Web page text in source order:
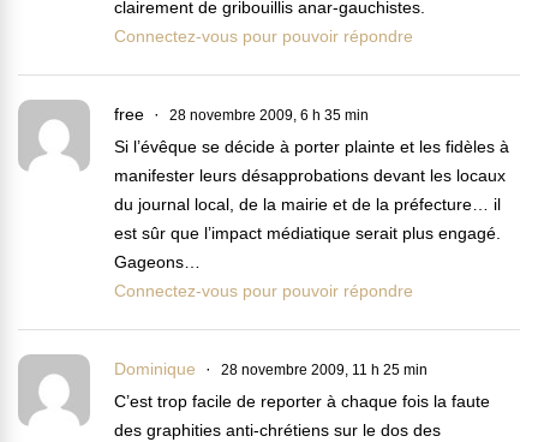
clairement de gribouillis anar-gauchistes.
Connectez-vous pour pouvoir répondre
free 28 novembre 2009, 6 h 35 min
Si l’évêque se décide à porter plainte et les fidèles à
manifester leurs désapprobations devant les locaux
du journal local, de la mairie et de la préfecture… il
est sûr que l’impact médiatique serait plus engagé.
Gageons…
Connectez-vous pour pouvoir répondre
Dominique 28 novembre 2009, 11 h 25 min
C’est trop facile de reporter à chaque fois la faute
des graphities anti-chrétiens sur le dos des